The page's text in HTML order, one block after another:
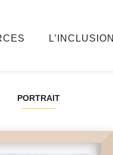
L’INCLUSION
PORTRAIT